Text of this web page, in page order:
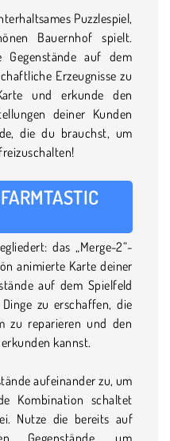
Puzzlespiel,
Bauernhof spielt.
Gegenstände auf dem
Erzeugnisse zu
und erkunde den
deiner Kunden
die du brauchst, um
das „Merge-2“-
animierte Karte deiner
auf dem Spielfeld
zu erschaffen, die
zu reparieren und den
kannst.
aufeinander zu, um
Kombination schaltet
Nutze die bereits auf
Gegenstände, um